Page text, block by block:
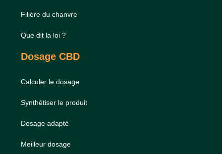
Filière du chanvre
Que dit la loi ?
Dosage CBD
Calculer le dosage
Synthétiser le produit
Dosage adapté
Meilleur dosage